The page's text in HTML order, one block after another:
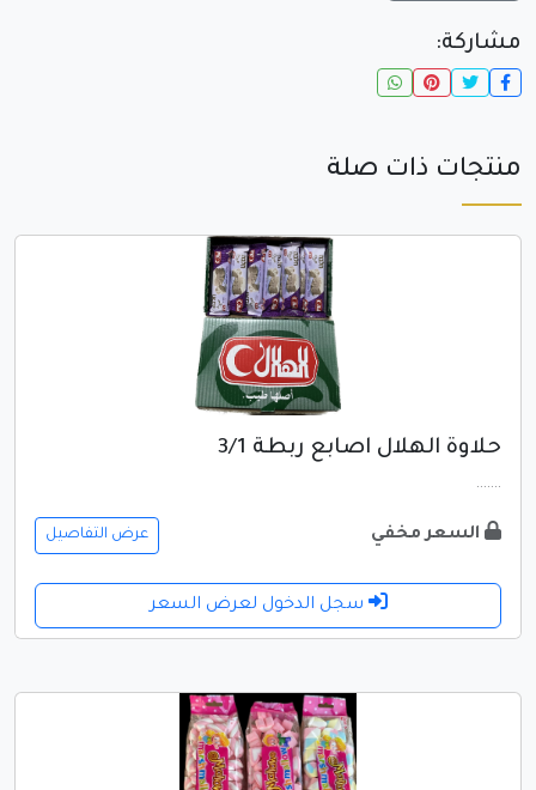
مشاركة:
منتجات ذات صلة
حلاوة الهلال اصابع ربطة 3/1
.......
السعر مخفي عرض التفاصيل
سجل الدخول لعرض السعر